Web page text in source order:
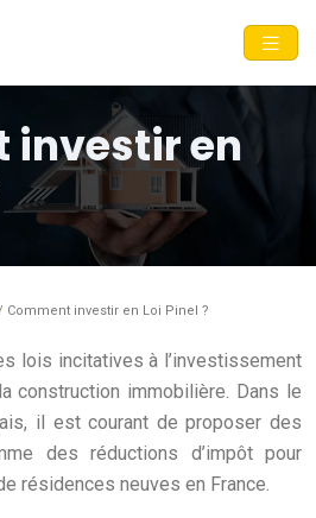
investir en
Comment investir en Loi Pinel ?
lois incitatives à l’investissement
construction immobilière. Dans le
il est courant de proposer des
des réductions d’impôt pour
résidences neuves en France.